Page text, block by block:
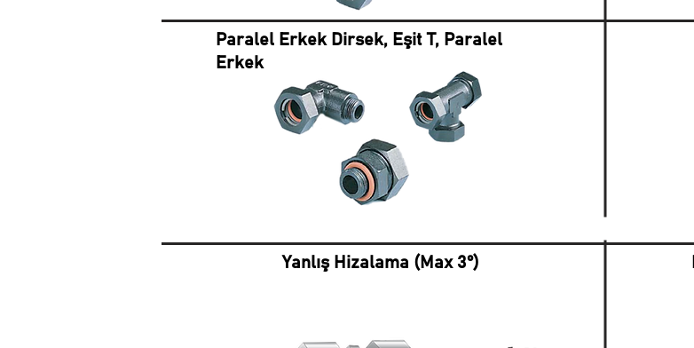
Yanlış Hizalama (Max 3°)
Paralel Erkek Dirsek, Eşit T, Paralel
Erkek